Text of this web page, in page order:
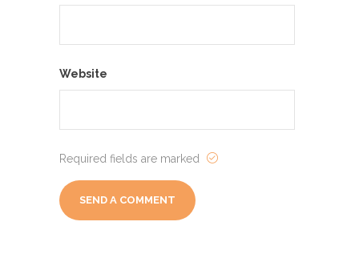
Website
Required fields are marked